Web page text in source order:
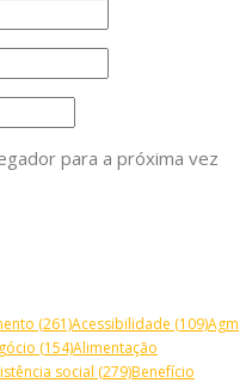
para a próxima vez
(261)Acessibilidade (109)Agm
(154)Alimentação
social (279)Benefício